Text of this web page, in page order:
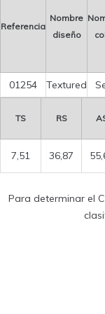
Referencia
Nombre
diseño
01254 Textured
TS RS
7,51 36,87
Para determinar el